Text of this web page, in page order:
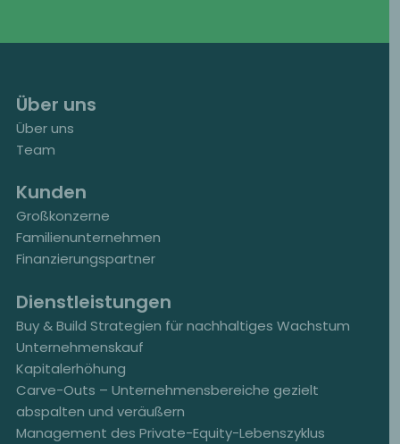
Über uns
Über uns
Team
Kunden
Großkonzerne
Familienunternehmen
Finanzierungspartner
Dienstleistungen
Buy & Build Strategien für nachhaltiges Wachstum
Unternehmenskauf
Kapitalerhöhung
Carve-Outs – Unternehmensbereiche gezielt
abspalten und veräußern
Management des Private-Equity-Lebenszyklus